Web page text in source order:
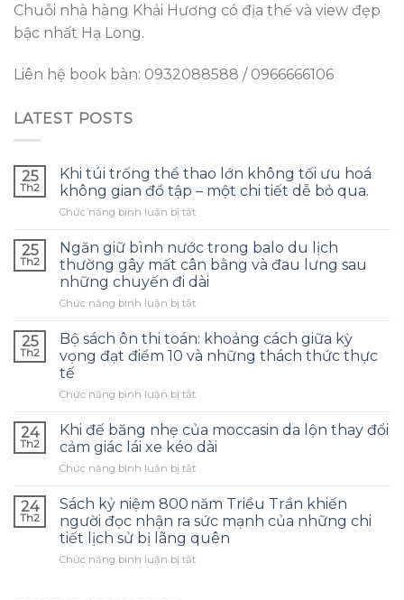
Chuỗi nhà hàng Khải Hương có địa thế và view đẹp
bậc nhất Hạ Long.
Liên hệ book bàn: 0932088588 / 0966666106
LATEST POSTS
25
Th2
Khi túi trống thể thao lớn không tối ưu hoá
không gian đồ tập – một chi tiết dễ bỏ qua.
Chức năng bình luận bị tắtở
túi
trống
thể
thao
lớn
tối
ưu
hoá
gian
tập
–
chi
dễ
bỏ
qua.
25
Th2
Ngăn giữ bình nước trong balo du lịch
thường gây mất cân bằng và đau lưng sau
những chuyến đi dài
Chức năng bình luận bị tắtở
giữ
bình
nước
balo
lịch
thường
gây
mất
bằng
và
đau
lưng
sau
25
Th2
Bộ sách ôn thi toán: khoảng cách giữa kỳ
vọng đạt điểm 10 và những thách thức thực
tế
Chức năng bình luận bị tắtở
sách
ôn
thi
toán:
cách
giữa
vọng
đạt
24
Th2
Khi đế băng nhẹ của moccasin da lộn thay đổi
cảm giác lái xe kéo dài
Chức năng bình luận bị tắtở
đế
băng
nhẹ
của
moccasin
24
Th2
Sách kỷ niệm 800 năm Triều Trần khiến
người đọc nhận ra sức mạnh của những chi
tiết lịch sử bị lãng quên
Chức năng bình luận bị tắtở